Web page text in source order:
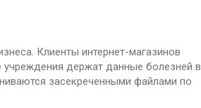
Клиенты интернет-магазинов
держат данные болезней в
засекреченными файлами по